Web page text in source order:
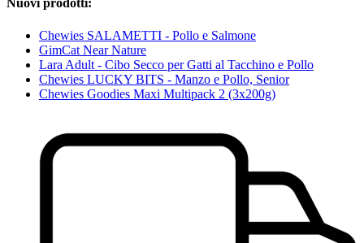
Nuovi prodotti:
Chewies SALAMETTI - Pollo e Salmone
GimCat Near Nature
Lara Adult - Cibo Secco per Gatti al Tacchino e Pollo
Chewies LUCKY BITS - Manzo e Pollo, Senior
Chewies Goodies Maxi Multipack 2 (3x200g)